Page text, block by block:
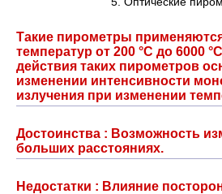
Такие пирометры
температур от 200 °С до 6000
действия таких пирометров
изменении интенсивности
излучения при изменении
Достоинства : Возможность
больших расстояниях.
Недостатки : Влияние